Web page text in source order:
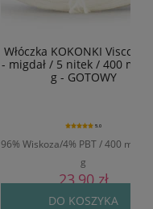
Włóczka KOKONKI Visco
- migdał / 5 nitek / 400 m /
g - GOTOWY
96% Wiskoza/4% PBT / 400 m / ~
g
5.0
23,90 zł
Cena regularna:29,90 zł
DO KOSZYKA